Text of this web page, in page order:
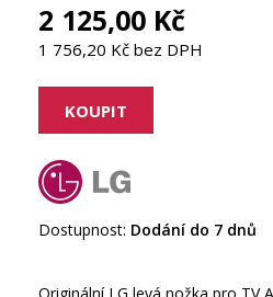
2 125,00 Kč
1 756,20 Kč bez DPH
Dostupnost: Dodání do 7 dnů